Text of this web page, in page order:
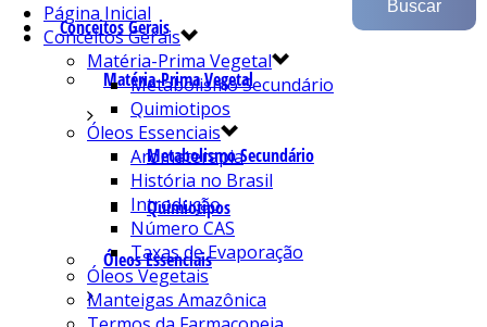
Conceitos Gerais
Matéria-Prima Vegetal
Metabolismo Secundário
Quimiotipos
Óleos Essenciais
Página Inicial
Conceitos Gerais
Matéria-Prima Vegetal
Metabolismo Secundário
Quimiotipos
Óleos Essenciais
Aromaterapia
História no Brasil
Introdução
Número CAS
Taxas de Evaporação
Óleos Vegetais
Manteigas Amazônica